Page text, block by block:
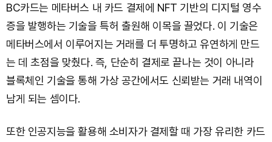
BC카드는 메타버스 내 카드 결제에 NFT 기반의 디지털 영수
증을 발행하는 기술을 특허 출원해 이목을 끌었다. 이 기술은
메타버스에서 이루어지는 거래를 더 투명하고 유연하게 만드
는 데 초점을 맞췄다. 즉, 단순히 결제로 끝나는 것이 아니라
블록체인 기술을 통해 가상 공간에서도 신뢰받는 거래 내역이
남게 되는 셈이다.
또한 인공지능을 활용해 소비자가 결제할 때 가장 유리한 카드